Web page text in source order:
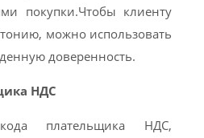
покупки.Чтобы клиенту
можно использовать
доверенность.
НДС
плательщика НДС,